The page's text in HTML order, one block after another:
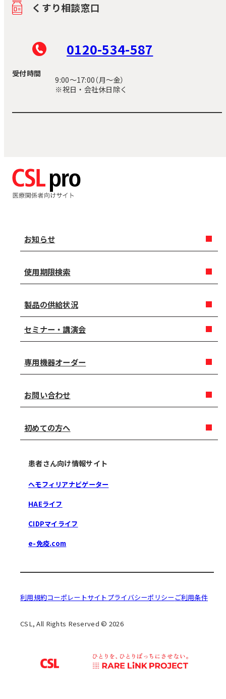
くすり相談窓口
0120-534-587
受付時間
9:00〜17:00（月～金）
※祝日・会社休日除く
お知らせ
使用期限検索
製品の供給状況
セミナー・講演会
専用機器オーダー
お問い合わせ
初めての方へ
患者さん向け情報サイト
ヘモフィリアナビゲーター
HAEライフ
CIDPマイライフ
e-免疫.com
利用規約コーポレートサイト プライバシーポリシー ご利用条件
CSL, All Rights Reserved © 2026